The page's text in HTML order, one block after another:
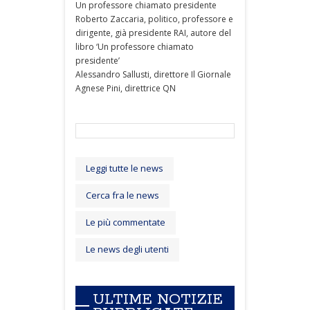
Un professore chiamato presidente
Roberto Zaccaria, politico, professore e
dirigente, già presidente RAI, autore del
libro ‘Un professore chiamato
presidente’
Alessandro Sallusti, direttore Il Giornale
Agnese Pini, direttrice QN
Leggi tutte le news
Cerca fra le news
Le più commentate
Le news degli utenti
ULTIME NOTIZIE